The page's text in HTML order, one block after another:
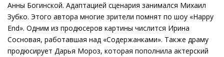
Анны Богинской. Адаптацией сценария занимался Михаил
Зубко. Этого автора многие зрители помнят по шоу «Happy
End». Одним из продюсеров картины числится Ирина
Сосновая, работавшая над «Содержанками». Также драму
продюсирует Дарья Мороз, которая пополнила актерский